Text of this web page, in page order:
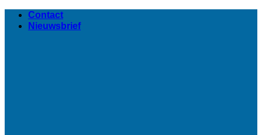
naar
Contact
Nieuwsbrief